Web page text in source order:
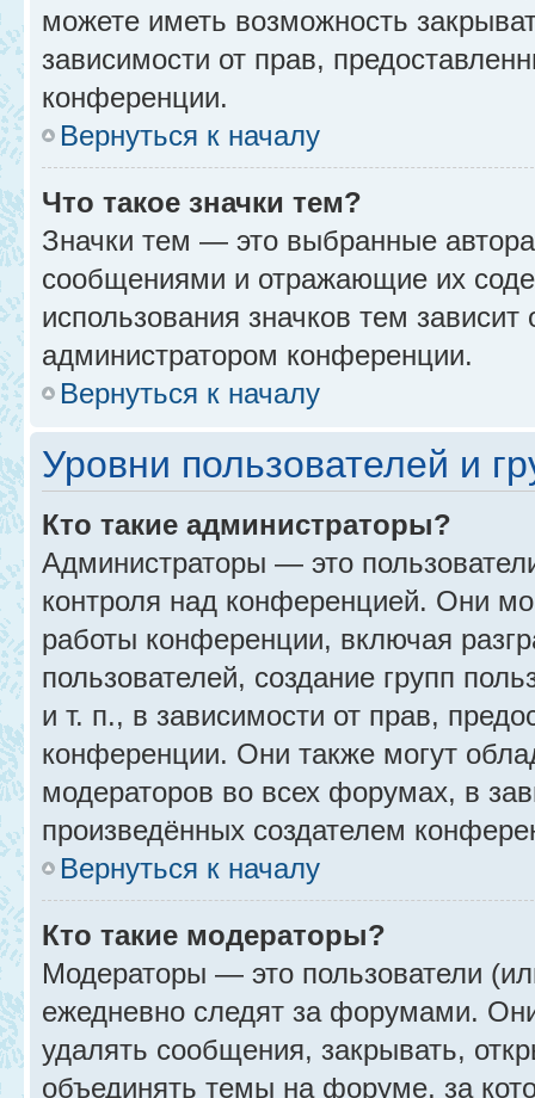
можете иметь возможность
зависимости от прав,
конференции.
Вернуться к началу
Что такое значки тем?
Значки тем — это выбранные
сообщениями и отражающие их
использования значков тем
администратором конференции.
Вернуться к началу
Уровни пользователей и
Кто такие администраторы?
Администраторы — это
контроля над конференцией. Они
работы конференции, включая
пользователей, создание групп
и т. п., в зависимости от прав,
конференции. Они также могут
модераторов во всех форумах, в
произведённых создателем
Вернуться к началу
Кто такие модераторы?
Модераторы — это пользователи
ежедневно следят за форумами.
удалять сообщения, закрывать,
объединять темы на форуме, за